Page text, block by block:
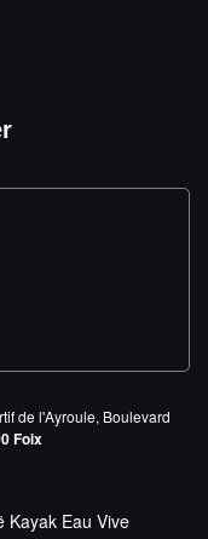
de l'Ayroule, Boulevard
Foix
Kayak Eau Vive